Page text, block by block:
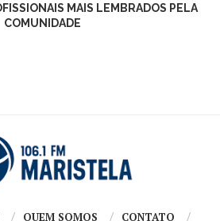
MAIS LEMBRADOS PELA
COMUNIDADE
QUEM SOMOS CONTATO